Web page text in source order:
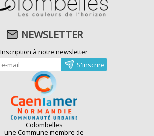
NEWSLETTER
Inscription à notre newsletter
Colombelles
une Commune membre de